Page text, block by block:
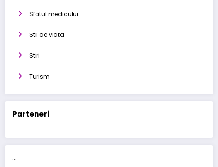
Sfatul medicului
Stil de viata
Stiri
Turism
Parteneri
...